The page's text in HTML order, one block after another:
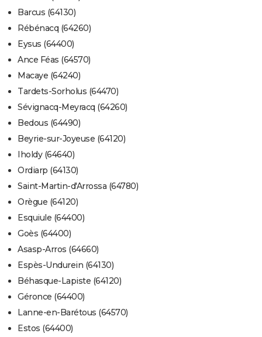
Barcus (64130)
Rébénacq (64260)
Eysus (64400)
Ance Féas (64570)
Macaye (64240)
Tardets-Sorholus (64470)
Sévignacq-Meyracq (64260)
Bedous (64490)
Beyrie-sur-Joyeuse (64120)
Iholdy (64640)
Ordiarp (64130)
Saint-Martin-d'Arrossa (64780)
Orègue (64120)
Esquiule (64400)
Goès (64400)
Asasp-Arros (64660)
Espès-Undurein (64130)
Béhasque-Lapiste (64120)
Géronce (64400)
Lanne-en-Barétous (64570)
Estos (64400)